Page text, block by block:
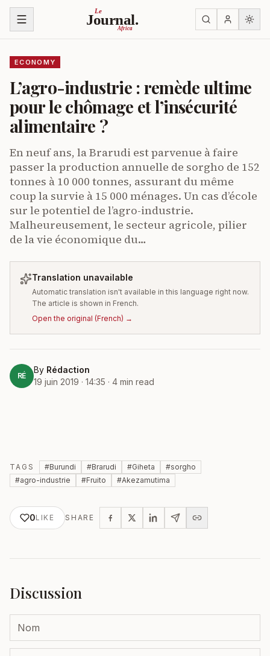
Skip to content Le
Journal.
Africa
ECONOMY
L’agro-industrie : remède ultime
pour le chômage et l’insécurité
alimentaire ?
En neuf ans, la Brarudi est parvenue à faire
passer la production annuelle de sorgho de 152
tonnes à 10 000 tonnes, assurant du même
coup la survie à 15 000 ménages. Un cas d’école
sur le potentiel de l’agro-industrie.
Malheureusement, le secteur agricole, pilier
de la vie économique du…
Translation unavailable
Automatic translation isn't available in this language right now.
The article is shown in French.
Open the original (French) →
RÉ
By Rédaction
19 juin 2019 · 14:35 · 4 min read
TAGS #Burundi #Brarudi #Giheta #sorgho
#agro-industrie #Fruito #Akezamutima
0LIKE SHARE
Discussion